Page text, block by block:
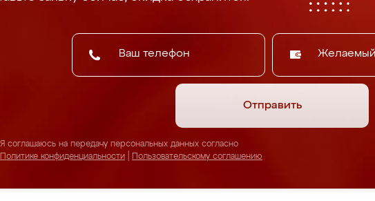
Отправить
Я соглашаюсь на передачу персональных данных согласно
Политике конфиденциальности
Пользовательскому соглашению